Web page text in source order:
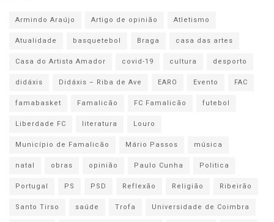
Armindo Araújo Artigo de opinião
Atletismo
Atualidade
basquetebol Braga
casa das artes
Casa do Artista Amador
covid-19 cultura
desporto
didáxis
Didáxis – Riba de Ave EARO Evento
FAC
famabasket
Famalicão FC Famalicão
futebol
Liberdade FC
literatura
Louro
Município de Famalicão
Mário Passos
música
natal
obras opinião Paulo Cunha
Politica
Portugal
PS PSD Reflexão Religião
Ribeirão
Santo Tirso
saúde Trofa
Universidade de Coimbra